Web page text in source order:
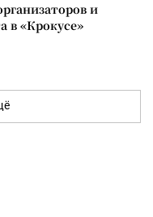
и
в «Крокусе»